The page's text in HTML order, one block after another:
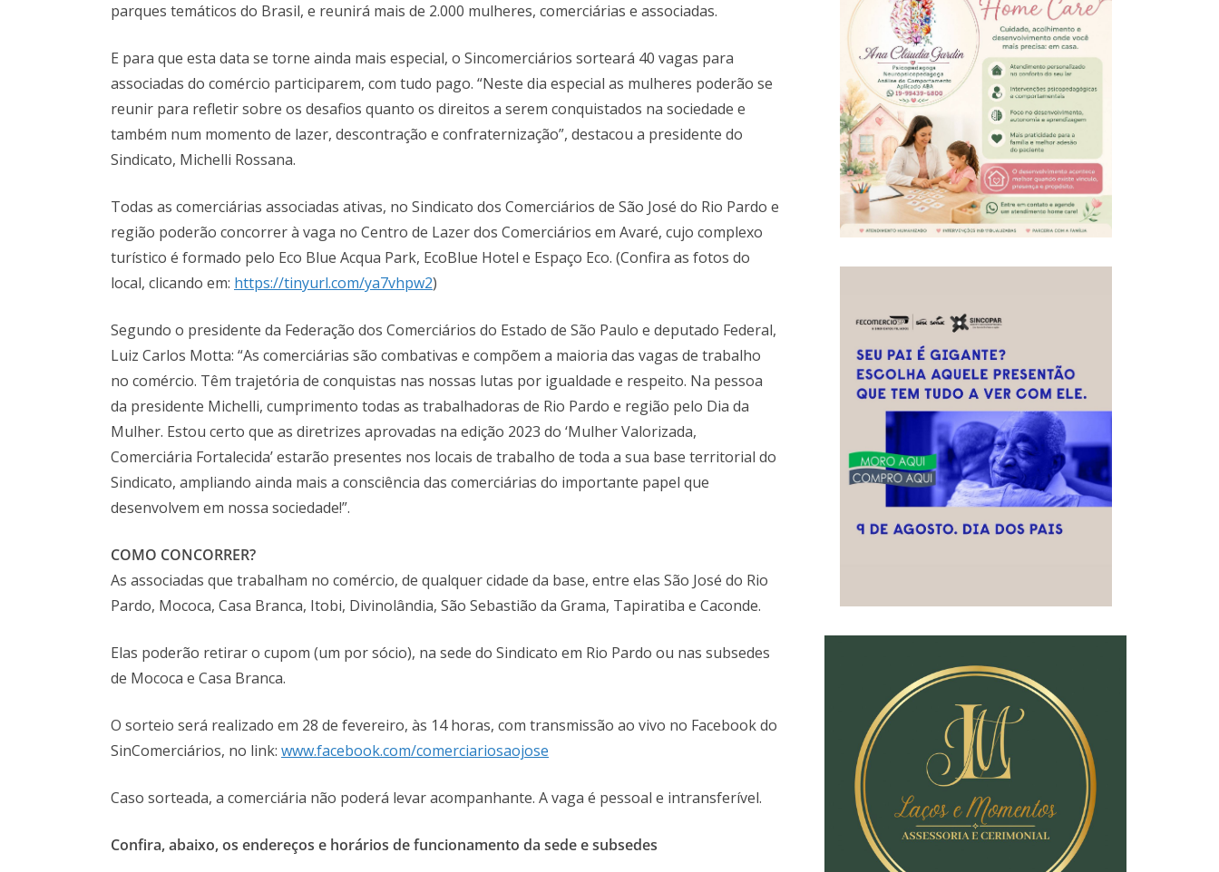
parques temáticos do Brasil, e reunirá mais de 2.000 mulheres, comerciárias e associadas.
E para que esta data se torne ainda mais especial, o Sincomerciários sorteará 40 vagas para
associadas do comércio participarem, com tudo pago. “Neste dia especial as mulheres poderão se
reunir para refletir sobre os desafios quanto os direitos a serem conquistados na sociedade e
também num momento de lazer, descontração e confraternização”, destacou a presidente do
Sindicato, Michelli Rossana.
Todas as comerciárias associadas ativas, no Sindicato dos Comerciários de São José do Rio Pardo e
região poderão concorrer à vaga no Centro de Lazer dos Comerciários em Avaré, cujo complexo
turístico é formado pelo Eco Blue Acqua Park, EcoBlue Hotel e Espaço Eco. (Confira as fotos do
local, clicando em: https://tinyurl.com/ya7vhpw2)
Segundo o presidente da Federação dos Comerciários do Estado de São Paulo e deputado Federal,
Luiz Carlos Motta: “As comerciárias são combativas e compõem a maioria das vagas de trabalho
no comércio. Têm trajetória de conquistas nas nossas lutas por igualdade e respeito. Na pessoa
da presidente Michelli, cumprimento todas as trabalhadoras de Rio Pardo e região pelo Dia da
Mulher. Estou certo que as diretrizes aprovadas na edição 2023 do ‘Mulher Valorizada,
Comerciária Fortalecida’ estarão presentes nos locais de trabalho de toda a sua base territorial do
Sindicato, ampliando ainda mais a consciência das comerciárias do importante papel que
desenvolvem em nossa sociedade!”.
COMO CONCORRER?
As associadas que trabalham no comércio, de qualquer cidade da base, entre elas São José do Rio
Pardo, Mococa, Casa Branca, Itobi, Divinolândia, São Sebastião da Grama, Tapiratiba e Caconde.
Elas poderão retirar o cupom (um por sócio), na sede do Sindicato em Rio Pardo ou nas subsedes
de Mococa e Casa Branca.
O sorteio será realizado em 28 de fevereiro, às 14 horas, com transmissão ao vivo no Facebook do
SinComerciários, no link: www.facebook.com/comerciariosaojose
Caso sorteada, a comerciária não poderá levar acompanhante. A vaga é pessoal e intransferível.
Confira, abaixo, os endereços e horários de funcionamento da sede e subsedes